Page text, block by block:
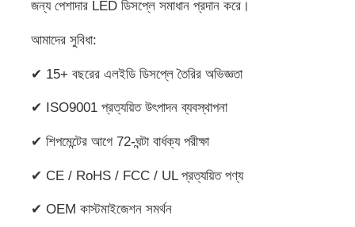
জন্য পেশাদার LED ডিসপ্লে সমাধান প্রদান করে।
আমাদের সুবিধা:
✔ 15+ বছরের এলইডি ডিসপ্লে তৈরির অভিজ্ঞতা
✔ ISO9001 প্রত্যয়িত উৎপাদন ব্যবস্থাপনা
✔ শিপমেন্টের আগে 72-ঘন্টা বার্ধক্য পরীক্ষা
✔ CE / RoHS / FCC / UL প্রত্যয়িত পণ্য
✔ OEM কাস্টমাইজেশন সমর্থন